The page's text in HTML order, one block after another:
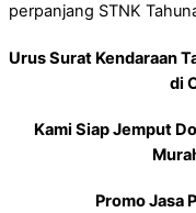
perpanjang STNK
Urus Surat Kendaraan
di
Kami Siap Jemput
Promo Jasa